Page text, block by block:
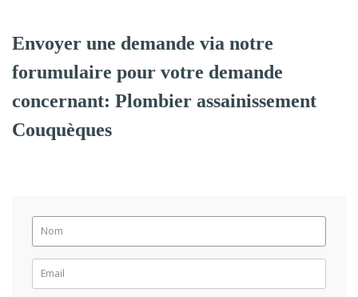
Envoyer une demande via notre
forumulaire pour votre demande
concernant: Plombier assainissement
Couquèques